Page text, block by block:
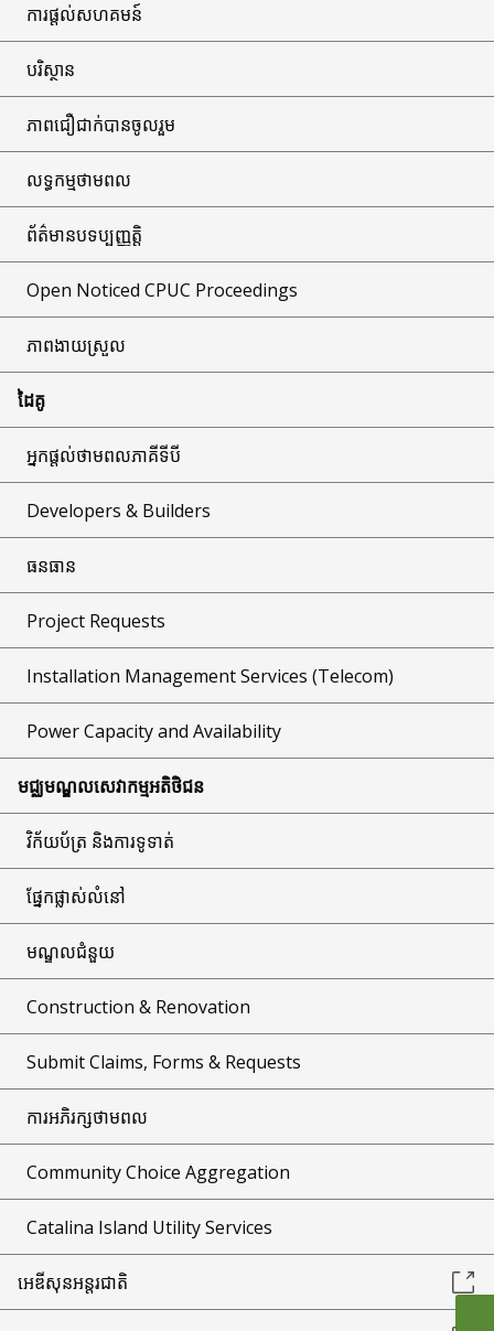
ការផ្តល់សហគមន៍
បរិស្ថាន
ភាពជឿជាក់បានចូលរួម
លទ្ធកម្មថាមពល
ព័ត៌មានបទប្បញ្ញត្តិ
Open Noticed CPUC Proceedings
ភាពងាយស្រួល
ដៃគូ
អ្នកផ្តល់ថាមពលភាគីទីបី
Developers & Builders
ធនធាន
Project Requests
Installation Management Services (Telecom)
Power Capacity and Availability
មជ្ឈមណ្ឌលសេវាកម្មអតិថិជន
វិក័យប័ត្រ និងការទូទាត់
ផ្នែកផ្លាស់លំនៅ
មណ្ឌលជំនួយ
Construction & Renovation
Submit Claims, Forms & Requests
ការអភិរក្សថាមពល
Community Choice Aggregation
Catalina Island Utility Services
អេឌីសុនអន្តរជាតិ